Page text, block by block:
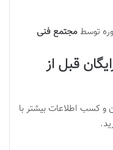
توسط مجتمع فنی
قبل از
و کسب اطلاعات بیشتر با